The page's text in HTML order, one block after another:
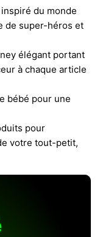
du monde
de super-héros et
élégant portant
à chaque article
bébé pour une
pour
votre tout-petit,